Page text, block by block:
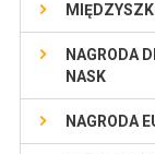
NAGRODA
NASK
NAGRODA